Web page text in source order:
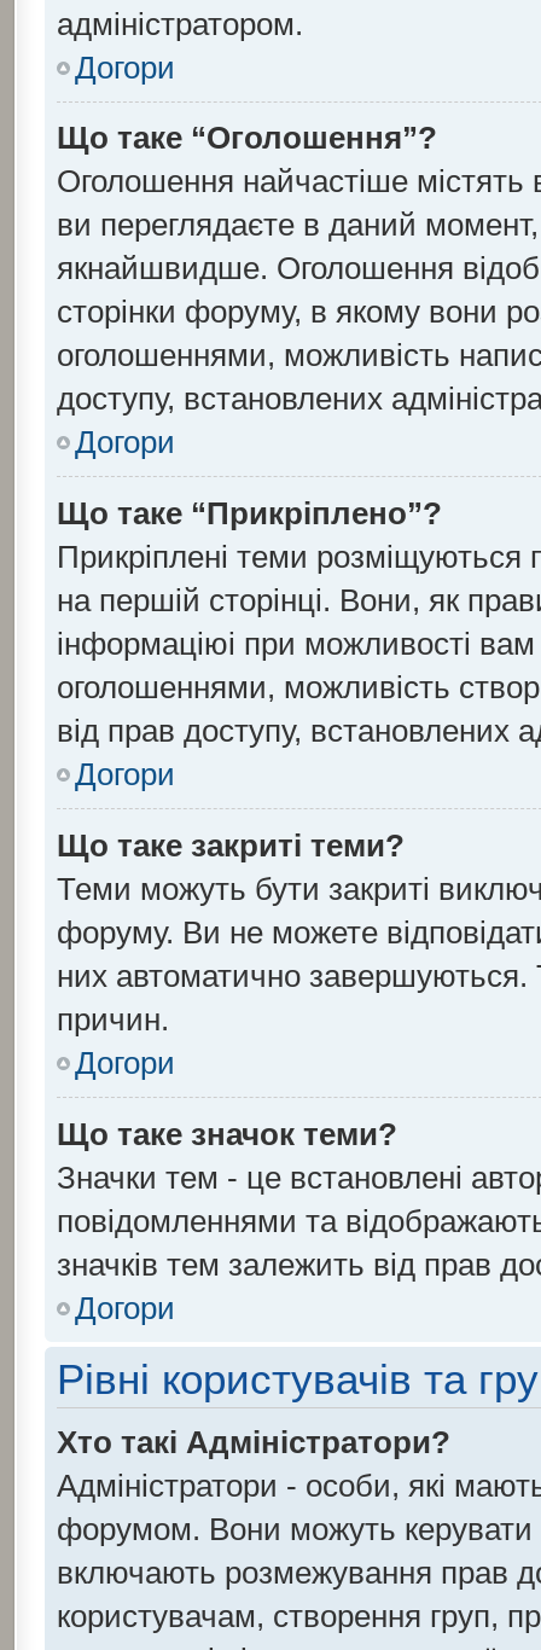
адміністратором.
Догори
Що таке “Оголошення”?
Оголошення найчастіше
ви переглядаєте в даний момент,
якнайшвидше. Оголошення
сторінки форуму, в якому вони
оголошеннями, можливість
доступу, встановлених
Догори
Що таке “Прикріплено”?
Прикріплені теми
на першій сторінці. Вони, як
інформаціюі при можливості вам
оголошеннями, можливість
від прав доступу, встановлених
Догори
Що таке закриті теми?
Теми можуть бути закриті
форуму. Ви не можете
них автоматично завершуються.
причин.
Догори
Що таке значок теми?
Значки тем - це встановлені
повідомленнями та
значків тем залежить від прав
Догори
Рівні користувачів та
Хто такі Адміністратори?
Адміністратори - особи, які
форумом. Вони можуть керувати
включають розмежування прав
користувачам, створення груп,